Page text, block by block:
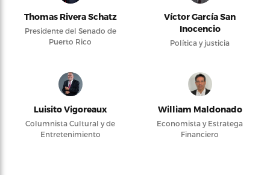
Thomas Rivera Schatz
Presidente del Senado de
Puerto Rico
Víctor García San
Inocencio
Política y justicia
Luisito Vigoreaux
Columnista Cultural y de
Entretenimiento
William Maldonado
Economista y Estratega
Financiero